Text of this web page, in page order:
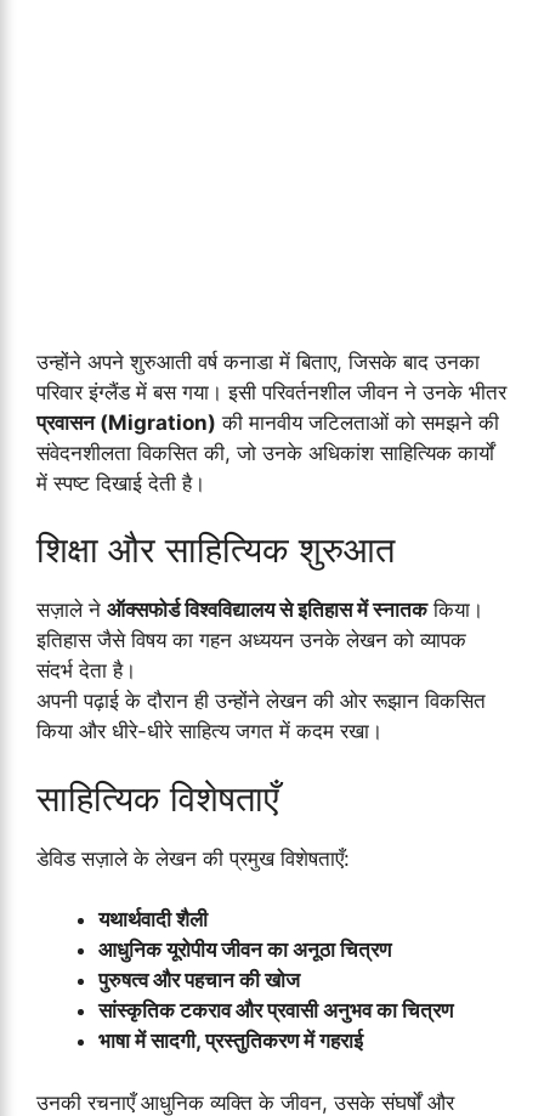
उन्होंने अपने शुरुआती वर्ष कनाडा में बिताए, जिसके बाद उनका
परिवार इंग्लैंड में बस गया। इसी परिवर्तनशील जीवन ने उनके भीतर
प्रवासन (Migration) की मानवीय जटिलताओं को समझने की
संवेदनशीलता विकसित की, जो उनके अधिकांश साहित्यिक कार्यों
में स्पष्ट दिखाई देती है।
शिक्षा और साहित्यिक शुरुआत
सज़ाले ने ऑक्सफोर्ड विश्वविद्यालय से इतिहास में स्नातककिया।
इतिहास जैसे विषय का गहन अध्ययन उनके लेखन को व्यापक
संदर्भ देता है।
अपनी पढ़ाई के दौरान ही उन्होंने लेखन की ओर रूझान विकसित
किया और धीरे-धीरे साहित्य जगत में कदम रखा।
साहित्यिक विशेषताएँ
डेविड सज़ाले के लेखन की प्रमुख विशेषताएँ:
यथार्थवादी शैली
आधुनिक यूरोपीय जीवन का अनूठा चित्रण
पुरुषत्व और पहचान की खोज
सांस्कृतिक टकराव और प्रवासी अनुभव का चित्रण
भाषा में सादगी, प्रस्तुतिकरण में गहराई
उनकी रचनाएँ आधुनिक व्यक्ति के जीवन, उसके संघर्षों और